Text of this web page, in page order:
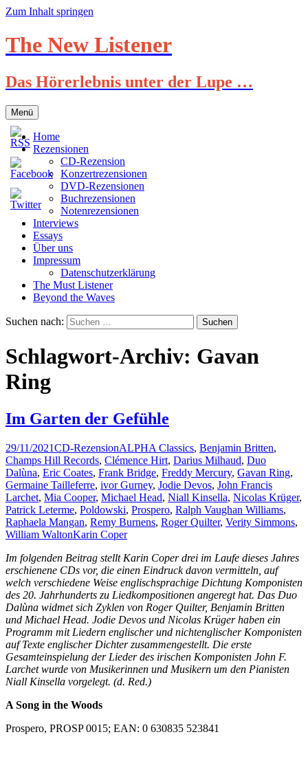
Zum Inhalt springen
The New Listener
Das Hörerlebnis unter der Lupe …
Menü
Home
Rezensionen
CD-Rezension
Konzertrezensionen
DVD-Rezensionen
Buchrezensionen
Notenrezensionen
Interviews
Essays
Über uns
Impressum
Datenschutzerklärung
The Must Listener
Beyond the Waves
Suchen nach:
Schlagwort-Archiv: Gavan
Ring
Im Garten der Gefühle
29/11/2021CD-RezensionALPHA Classics, Benjamin Britten,
Champs Hill Records, Clémence Hirt, Darius Milhaud, Duo
Dalùna, Eric Coates, Frank Bridge, Freddy Mercury, Gavan Ring,
Germaine Tailleferre, ivor Gurney, Jodie Devos, John Francis
Larchet, Mia Cooper, Michael Head, Niall Kinsella, Nicolas Krüger,
Patrick Leterme, Poldowski, Prospero, Ralph Vaughan Williams,
Raphaela Mangan, Remy Burnens, Roger Quilter, Verity Simmons,
William WaltonKarin Coper
Im folgenden Beitrag stellt Karin Coper drei im Laufe dieses Jahres
erschienene CDs vor, die einen Eindruck davon vermitteln, auf
welch verschiedene Weise englischsprachige Dichtung Komponisten
des 20. Jahrhunderts zu Liedkompositionen angeregt hat. Das Duo
Dalùna widmet sich Zyklen von Roger Quilter, Benjamin Britten
und Michael Head. Jodie Devos und Nicolas Krüger haben ein
Programm mit Liedern englischer und nichtenglischer Komponisten
auf Texte englischer Dichter zusammengestellt. Die erste
Gesamteinspielung der Lieder des irischen Komponisten John F.
Larchet wurde von Musikerinnen und Musikern um den Pianisten
Niall Kinsella vorgelegt. (d. Red.)
A Song in the Woods
Prospero, PROSP 0015; EAN: 0 630835 523841